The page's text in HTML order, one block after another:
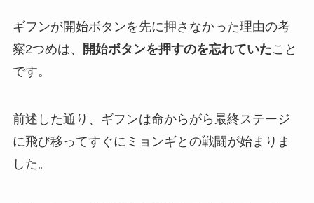
ギフンが開始ボタンを先に押さなかった理由の考
察2つめは、
開始ボタンを押すのを忘れていたこと
です。
前述した通り、ギフンは命からがら最終ステージ
に飛び移ってすぐにミョンギとの戦闘が始まりま
した。